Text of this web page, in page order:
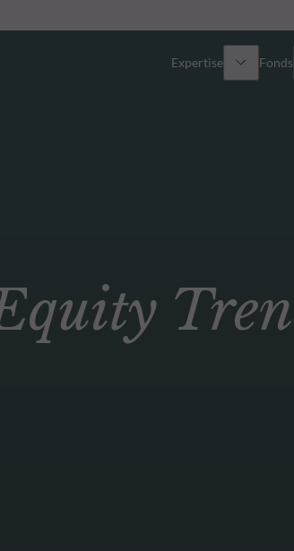
Expertise
Multi-Actifs
Fonds